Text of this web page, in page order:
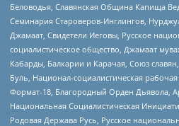
Беловодья, Славянская Община Капища
Семинария Староверов-Инглингов,
Джамаат, Свидетели Иеговы, Русское
социалистическое общество, Джамаат
Кабарды, Балкарии и Карачая, Союз
Буль, Национал-социалистическая
Формат-18, Благородный Орден Дьявола,
Национальная Социалистическая
Родовая Держава Русь, Русское